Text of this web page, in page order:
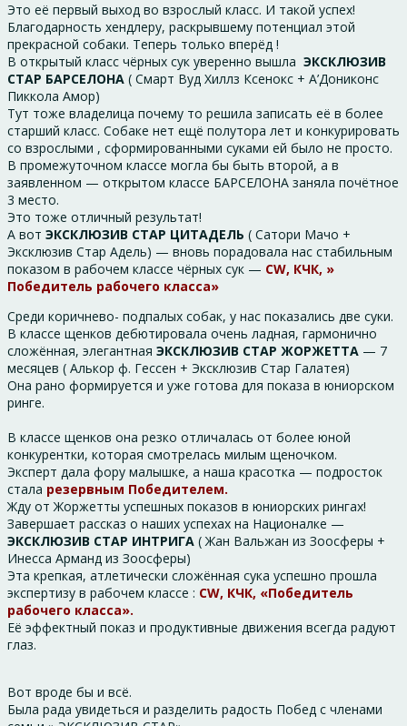
Это её первый выход во взрослый класс. И такой успех!
Благодарность хендлеру, раскрывшему потенциал этой
прекрасной собаки. Теперь только вперёд !
В открытый класс чёрных сук уверенно вышла ЭКСКЛЮЗИВ
СТАР БАРСЕЛОНА ( Смарт Вуд Хиллз Ксенокс + А’Дониконс
Пиккола Амор)
Тут тоже владелица почему то решила записать её в более
старший класс. Собаке нет ещё полутора лет и конкурировать
со взрослыми , сформированными суками ей было не просто.
В промежуточном классе могла бы быть второй, а в
заявленном — открытом классе БАРСЕЛОНА заняла почётное
3 место.
Это тоже отличный результат!
А вот ЭКСКЛЮЗИВ СТАР ЦИТАДЕЛЬ ( Сатори Мачо +
Эксклюзив Стар Адель) — вновь порадовала нас стабильным
показом в рабочем классе чёрных сук — CW, КЧК, »
Победитель рабочего класса»
Среди коричнево- подпалых собак, у нас показались две суки.
В классе щенков дебютировала очень ладная, гармонично
сложённая, элегантная ЭКСКЛЮЗИВ СТАР ЖОРЖЕТТА — 7
месяцев ( Алькор ф. Гессен + Эксклюзив Стар Галатея)
Она рано формируется и уже готова для показа в юниорском
ринге.
В классе щенков она резко отличалась от более юной
конкурентки, которая смотрелась милым щеночком.
Эксперт дала фору малышке, а наша красотка — подросток
стала резервным Победителем.
Жду от Жоржетты успешных показов в юниорских рингах!
Завершает рассказ о наших успехах на Националке —
ЭКСКЛЮЗИВ СТАР ИНТРИГА ( Жан Вальжан из Зоосферы +
Инесса Арманд из Зоосферы)
Эта крепкая, атлетически сложённая сука успешно прошла
экспертизу в рабочем классе : CW, КЧК, «Победитель
рабочего класса».
Её эффектный показ и продуктивные движения всегда радуют
глаз.
Вот вроде бы и всё.
Была рада увидеться и разделить радость Побед с членами